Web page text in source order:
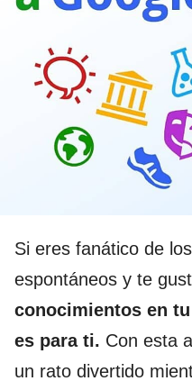
Si eres fanático de
espontáneos y te
conocimientos en
es para ti. Con esta
un rato divertido